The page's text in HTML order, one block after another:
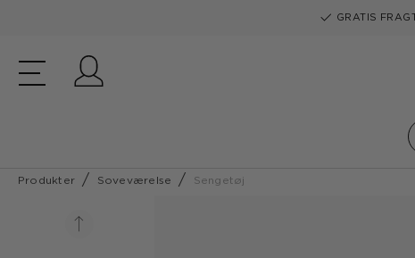
GRATIS
Produkter Soveværelse Sengetøj